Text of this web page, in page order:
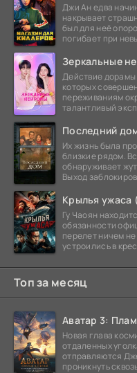
Джи Ан едва
накрывает
был для неё
погибает при
Зеркальные
Действие дорамы
которых
переживаниям
талантливый
Последний
Их жизнь была
близкие рядом.
обнаруживает
Выход
Крылья ужаса
Гу Чаоян
обязанности
перелет ничем
устроились в
Топ за месяц
Аватар 3:
Новая глава
отдаленных
отправляются
проникнуть